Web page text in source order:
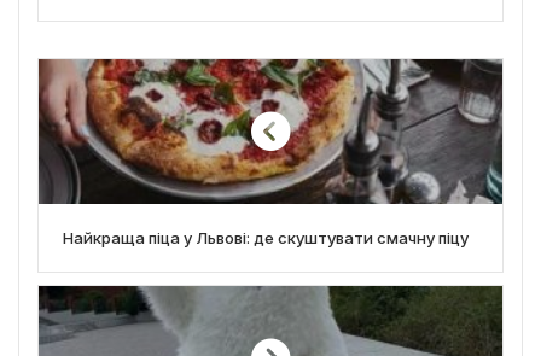
Найкраща піца у Львові: де скуштувати смачну піцу